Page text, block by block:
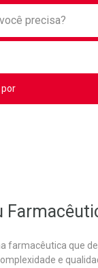
e aproveite Ofertas
precisa?
Farmacêutica
farmacêutica que
e